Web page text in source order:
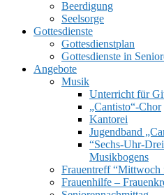
UMSCHALTEN
Beerdigung
Seelsorge
Gottesdienste
Gottesdienstplan
Gottesdienste in
Angebote
Musik
Unterricht für
„Cantisto“-Chor
Kantorei
Jugendband
“Sechs-Uhr-
Musikbogens
Frauentreff “Mittwoch
Frauenhilfe –